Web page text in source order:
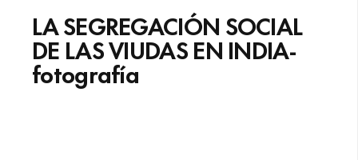
LA SEGREGACIÓN SOCIAL
DE LAS VIUDAS EN INDIA-
fotografía